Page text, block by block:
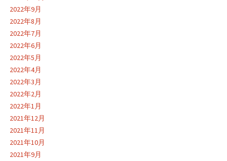
2022年9月
2022年8月
2022年7月
2022年6月
2022年5月
2022年4月
2022年3月
2022年2月
2022年1月
2021年12月
2021年11月
2021年10月
2021年9月